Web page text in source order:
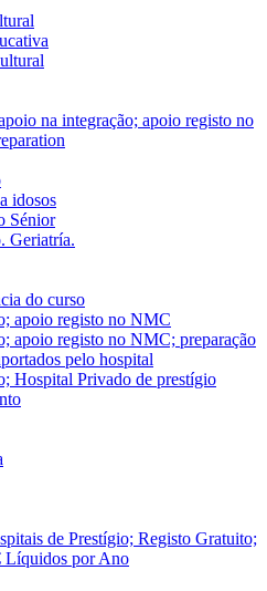
na integração; apoio registo no
idosos
Sénior
Geriatría.
do curso
apoio registo no NMC
apoio registo no NMC; preparação
pelo hospital
Hospital Privado de prestígio
de Prestígio; Registo Gratuito;
Líquidos por Ano